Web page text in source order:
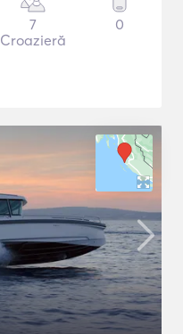
7
Croazieră
0